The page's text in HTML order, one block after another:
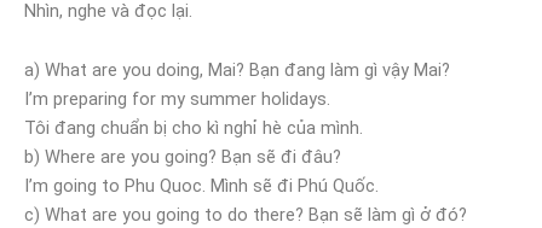
Nhìn, nghe và đọc lại.
a) What are you doing, Mai? Bạn đang làm gì vậy Mai?
I’m preparing for my summer holidays.
Tôi đang chuẩn bị cho kì nghỉ hè của mình.
b) Where are you going? Bạn sẽ đi đâu?
I’m going to Phu Quoc. Mình sẽ đi Phú Quốc.
c) What are you going to do there? Bạn sẽ làm gì ở đó?